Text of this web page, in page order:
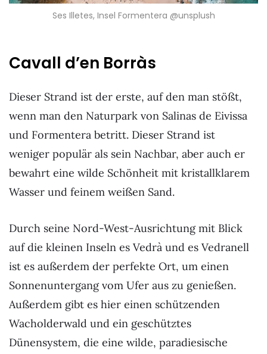
Ses Illetes, Insel Formentera @unsplush
Cavall d’en Borràs
Dieser Strand ist der erste, auf den man stößt,
wenn man den Naturpark von Salinas de Eivissa
und Formentera betritt. Dieser Strand ist
weniger populär als sein Nachbar, aber auch er
bewahrt eine wilde Schönheit mit kristallklarem
Wasser und feinem weißen Sand.
Durch seine Nord-West-Ausrichtung mit Blick
auf die kleinen Inseln es Vedrà und es Vedranell
ist es außerdem der perfekte Ort, um einen
Sonnenuntergang vom Ufer aus zu genießen.
Außerdem gibt es hier einen schützenden
Wacholderwald und ein geschütztes
Dünensystem, die eine wilde, paradiesische